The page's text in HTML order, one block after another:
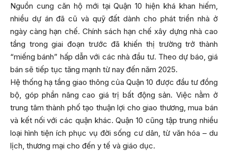
Nguồn cung căn hộ mới tại Quận 10 hiện khá khan hiếm,
nhiều dự án đã cũ và quỹ đất dành cho phát triển nhà ở
ngày càng hạn chế. Chính sách hạn chế xây dựng nhà cao
tầng trong giai đoạn trước đã khiến thị trường trở thành
“miếng bánh” hấp dẫn với các nhà đầu tư. Theo dự báo, giá
bán sẽ tiếp tục tăng mạnh từ nay đến năm 2025.
Hệ thống hạ tầng giao thông của Quận 10 được đầu tư đồng
bộ, góp phần nâng cao giá trị bất động sản. Việc nằm ở
trung tâm thành phố tạo thuận lợi cho giao thương, mua bán
và kết nối với các quận khác. Quận 10 cũng tập trung nhiều
loại hình tiện ích phục vụ đời sống cư dân, từ văn hóa – du
lịch, thương mại cho đến y tế và giáo dục.